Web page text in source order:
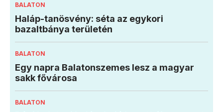
BALATON
Haláp-tanösvény: séta az egykori
bazaltbánya területén
BALATON
Egy napra Balatonszemes lesz a magyar
sakk fővárosa
BALATON